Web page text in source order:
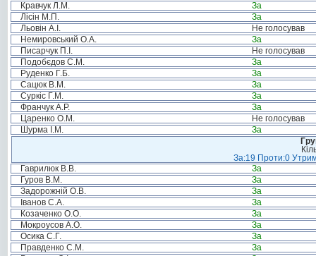
Кравчук Л.М.
За
Лісін М.П.
За
Льовін А.І.
Не голосував
Немировський О.А.
За
Писарчук П.І.
Не голосував
Подобєдов С.М.
За
Руденко Г.Б.
За
Сацюк В.М.
За
Суркіс Г.М.
За
Франчук А.Р.
За
Царенко О.М.
Не голосував
Шурма І.М.
За
За:19 Проти:0
Гаврилюк В.В.
За
Гуров В.М.
За
Задорожній О.В.
За
Іванов С.А.
За
Козаченко О.О.
За
Мокроусов А.О.
За
Осика С.Г.
За
Правденко С.М.
За